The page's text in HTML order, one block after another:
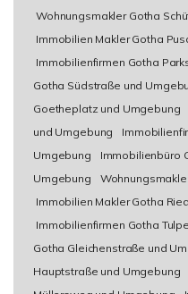
Wohnungsmakler Gotha
Immobilien Makler Gotha
Immobilienfirmen Gotha
Gotha Südstraße und
Goetheplatz und Umgebung
und Umgebung
Umgebung
Immobilienbüro
Umgebung
Immobilien Makler Gotha
Immobilienfirmen Gotha
Gotha Gleichenstraße und
Hauptstraße und Umgebung